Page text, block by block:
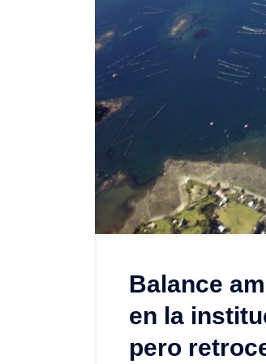
Balance
en la
pero